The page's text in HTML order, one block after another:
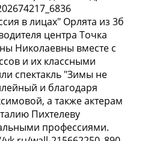
в лицах" Орлята из 3б
центра Точка
Николаевны вместе с
и их классными
спектакль "Зимы не
и благодаря
а также актерам
Пихтелеву
профессиями.